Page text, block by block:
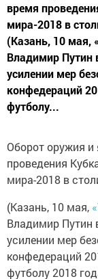
время
мира-2018 в
(Казань, 10 мая,
Владимир Путин
усилении мер
конфедераций
футболу...
Оборот оружия
проведения
мира-2018 в
(Казань, 10 мая,
Владимир Путин
усилении мер
конфедераций
футболу 2018